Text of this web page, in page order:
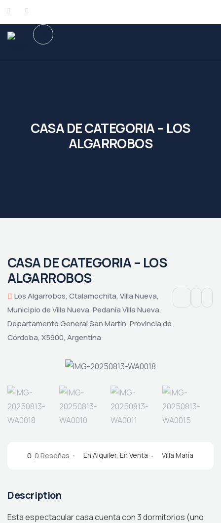
CASA DE CATEGORIA – LOS
ALGARROBOS
CASA DE CATEGORIA – LOS
ALGARROBOS
Los Algarrobos, Ctalamochita, Villa Nueva,
Municipio de Villa Nueva, Pedanía Villa Nueva,
Departamento General San Martín, Provincia de
Córdoba, X5900, Argentina
0 0 Reseñas En Alquiler, En Venta Villa María
Description
Esta espectacular casa cuenta con 3 dormitorios (uno